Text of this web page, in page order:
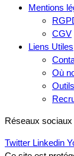
Mentions
CGV
Liens Utiles
Où
Réseaux sociaux
Twitter Linkedin